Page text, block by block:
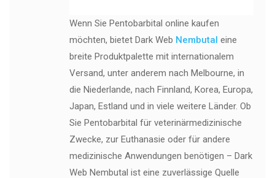
Wenn Sie Pentobarbital online kaufen
möchten, bietet Dark Web Nembutal eine
breite Produktpalette mit internationalem
Versand, unter anderem nach Melbourne, in
die Niederlande, nach Finnland, Korea, Europa,
Japan, Estland und in viele weitere Länder. Ob
Sie Pentobarbital für veterinärmedizinische
Zwecke, zur Euthanasie oder für andere
medizinische Anwendungen benötigen – Dark
Web Nembutal ist eine zuverlässige Quelle